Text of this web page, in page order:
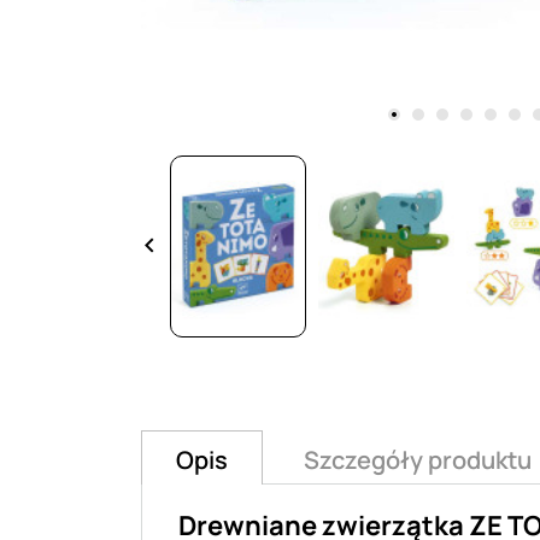
keyboard_arrow_left
Opis Szczegóły produktu
Drewniane zwierzątka ZE